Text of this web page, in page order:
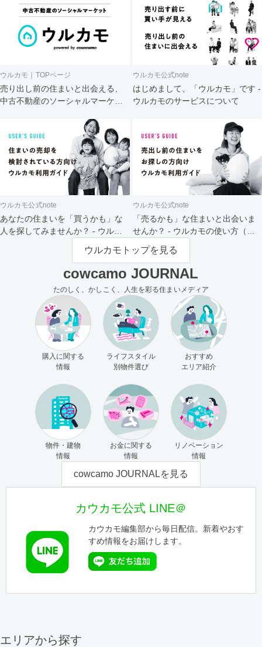
ウルカモ｜TOPページ
売り出し前の住まいと出会える、
中古不動産のソーシャルマーケッ
ウルカモ公式note
はじめまして、「ウルカモ」です -
ウルカモのサービスについて
ウルカモ公式note
あなたの住まいを「買うかも」な
人を探してみませんか？ - ウルカ
ウルカモ公式note
「売るかも」な住まいと出会いま
せんか？ - ウルカモの使い方（買
主さま向け）
ウルカモトップを見る
cowcamo JOURNAL
たのしく、かしこく、人生を彩る住まいメディア
購入に関する
情報
ライフスタイル
別物件選び
おすすめ
エリア紹介
物件・建物
情報
お金に関する
情報
リノベーション
情報
cowcamo JOURNALを見る
カウカモ公式 LINE＠
カウカモ編集部から毎日配信。新着やおす
すめ情報をお届けします。
エリアから探す